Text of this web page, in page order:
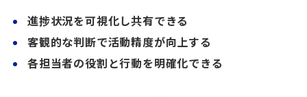
進捗状況を可視化し共有できる
客観的な判断で活動精度が向上する
各担当者の役割と行動を明確化できる